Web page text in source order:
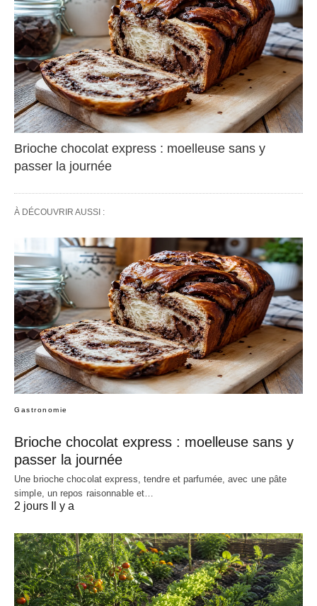
Brioche chocolat express : moelleuse sans y
passer la journée
À DÉCOUVRIR AUSSI :
Gastronomie
Brioche chocolat express : moelleuse sans y
passer la journée
Une brioche chocolat express, tendre et parfumée, avec une pâte
simple, un repos raisonnable et…
2 jours Il y a